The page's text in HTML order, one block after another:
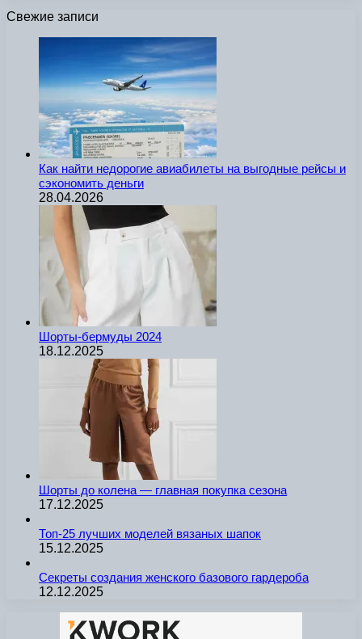
Свежие записи
Как найти недорогие авиабилеты на выгодные рейсы и
сэкономить деньги
28.04.2026
Шорты-бермуды 2024
18.12.2025
Шорты до колена — главная покупка сезона
17.12.2025
Топ-25 лучших моделей вязаных шапок
15.12.2025
Секреты создания женского базового гардероба
12.12.2025